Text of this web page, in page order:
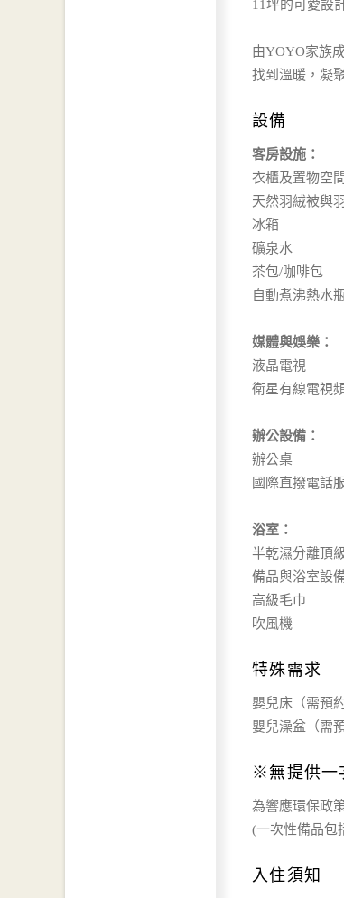
11坪的可愛設
由YOYO家族
找到溫暖，凝
設備
客房設施：
衣櫃及置物空間
天然羽絨被與
冰箱
礦泉水
茶包/咖啡包
自動煮沸熱水
媒體與娛樂：
液晶電視
衛星有線電視
辦公設備：
辦公桌
國際直撥電話
浴室：
半乾濕分離頂
備品與浴室設
高級毛巾
吹風機
特殊需求
嬰兒床（需預約
嬰兒澡盆（需
※無提供一
為響應環保政
(一次性備品包
入住須知